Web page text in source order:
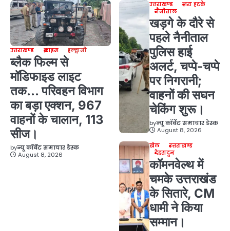
उत्तराखण्ड क्राइम हल्द्वानी
ब्लैक फिल्म से
मॉडिफाइड लाइट
तक… परिवहन विभाग
का बड़ा एक्शन, 967
वाहनों के चालान, 113
सीज।
byन्यू कॉर्बेट समाचार डेस्क
August 8, 2026
उत्तराखण्ड
ज़रा हटके
नैनीताल
खड़गे के दौरे से
पहले नैनीताल
पुलिस हाई
अलर्ट, चप्पे-चप्पे
पर निगरानी;
वाहनों की सघन
चेकिंग शुरू।
byन्यू कॉर्बेट समाचार डेस्क
August 8, 2026
खेल
उत्तराखण्ड
देहरादून
कॉमनवेल्थ में
चमके उत्तराखंड
के सितारे, CM
धामी ने किया
सम्मान।